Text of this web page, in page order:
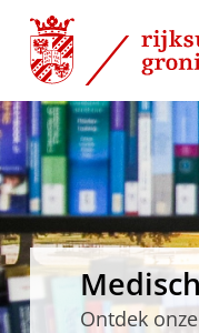
Skip
Content
Skip
Navigation
Ontdek